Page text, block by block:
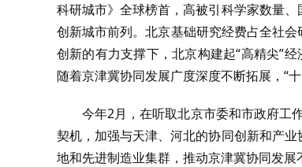
科研城市》全球榜首，高被引科学家数量
创新城市前列。北京基础研究经费占全社
创新的有力支撑下，北京构建起“高精尖”
随着京津冀协同发展广度深度不断拓展，“
今年2月，在听取北京市委和市政府工
契机，加强与天津、河北的协同创新和产
地和先进制造业集群，推动京津冀协同发